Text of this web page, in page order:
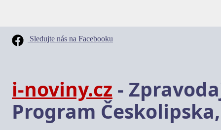
Sledujte nás na Facebooku
i-noviny.cz -
Program